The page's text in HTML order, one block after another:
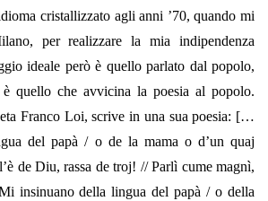
cristallizzato agli anni ’70, quando mi
per realizzare la mia indipendenza
ideale però è quello parlato dal popolo,
è quello che avvicina la poesia al popolo.
Franco Loi, scrive in una sua poesia: […
del papà / o de la mama o d’un quaj
de Diu, rassa de troj! // Parlì cume magnì,
insinuano della lingua del papà / o della